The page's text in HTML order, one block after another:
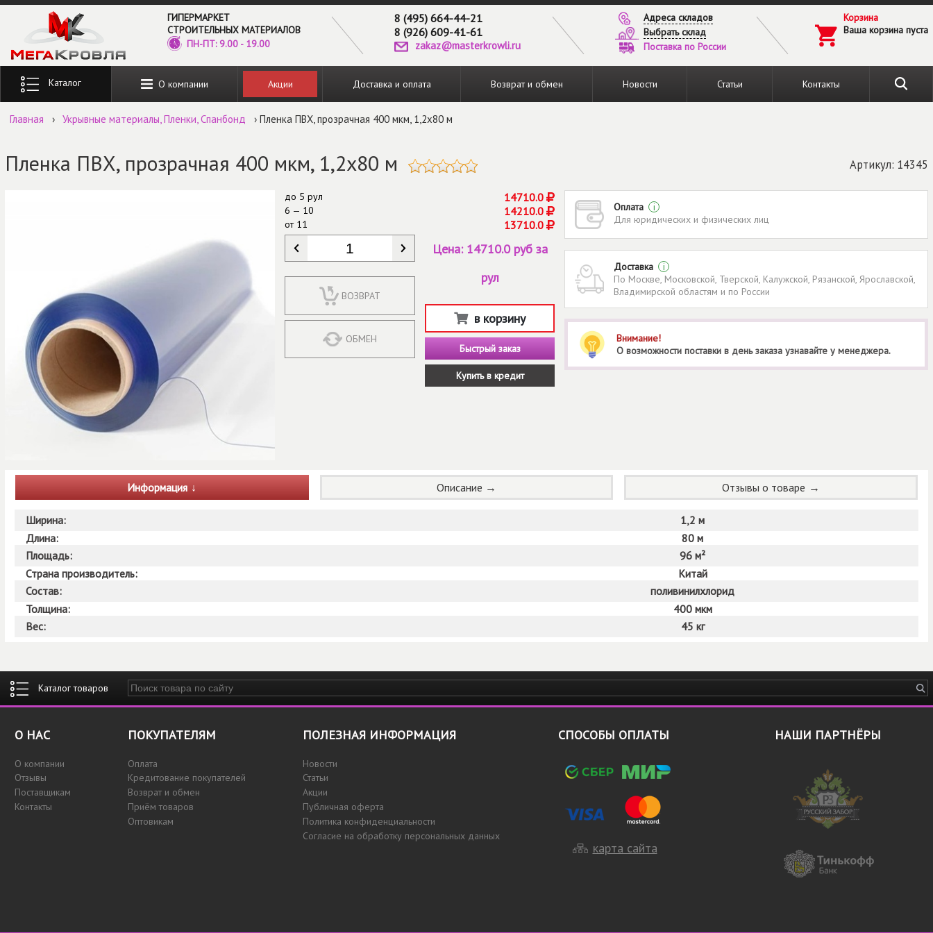
Перейти к основному содержанию
ГИПЕРМАРКЕТ
СТРОИТЕЛЬНЫХ МАТЕРИАЛОВ
ПН-ПТ: 9.00 - 19.00
8 (495) 664-44-21
8 (926) 609-41-61
zakaz@masterkrowli.ru
Адреса складов
Выбрать склад
Поставка по России
Корзина
Ваша корзина пуста
О компании Акции Доставка и оплата Возврат и обмен Новости Статьи Контакты
Введите ключевые слова для поиска
Главная › Укрывные материалы, Пленки, Спанбонд › Пленка ПВХ, прозрачная 400 мкм, 1,2x80 м
Пленка ПВХ, прозрачная 400 мкм, 1,2x80 м Артикул: 14345
до 5 рул 14710.0
6 — 10 14210.0
от11 13710.0
КОЛИЧЕСТВО*
ВОЗВРАТ
ОБМЕН
Цена: 14710.0 руб за
рул
в корзину
Быстрый заказ
Купить в кредит
Оплата
i
Для юридических и физических лиц
Доставка
i
По Москве, Московской, Тверской, Калужской, Рязанской, Ярославской,
Владимирской областям и по России
Внимание!
О возможности поставки в день заказа узнавайте у менеджера.
Информация Описание Отзывы о товаре
Ширина:
1,2 м
Длина:
80 м
Площадь:
96 м²
Страна производитель:
Китай
Состав:
поливинилхлорид
Толщина:
400 мкм
Вес:
45 кг
Введите ключевые слова для поиска
О НАС
О компании
Отзывы
Поставщикам
Контакты
ПОКУПАТЕЛЯМ
Оплата
Кредитование покупателей
Возврат и обмен
Приём товаров
Оптовикам
ПОЛЕЗНАЯ ИНФОРМАЦИЯ
Новости
Статьи
Акции
Публичная оферта
Политика конфиденциальности
Согласие на обработку персональных данных
СПОСОБЫ ОПЛАТЫ
карта сайта
НАШИ ПАРТНЁРЫ